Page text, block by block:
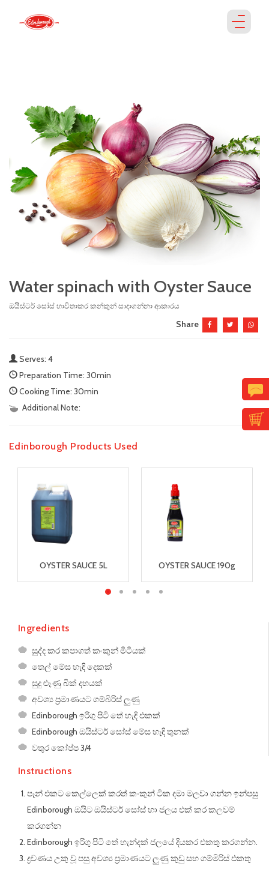
Water spinach with Oyster Sauce
ඔයිස්ටර් සෝස් භාවිතාකර කන්කුන් සාදාගන්නා ආකාරය
Share
Serves: 4
Preparation Time: 30min
Cooking Time: 30min
Additional Note:
Edinborough Products Used
OYSTER SAUCE 5L OYSTER SAUCE 190g
Ingredients
සුද්ද කර කපාගත් කංකුන් මිටියක්
තෙල් මේස හැඳි දෙකක්
සුදු ළූණු බික් දහයක්
අවශ්‍ය ප්‍රමාණයට ගම්බිරිස් ලුණු
Edinborough ඉරිගු පිටි තේ හැඳි එකක්
Edinborough ඔයිස්ටර් සෝස් මේස හැඳි තුනක්
වතුර කෝප්ප 3/4
Instructions
පෑන් එකට කෙල්ලෙක් කරත් කංකුන් ටික දමා මලවා ගන්න ඉන්පසු
Edinborough ඔයිට ඔයිස්ටර් සෝස් හා ජලය එක් කර කලවම්
කරගන්න
Edinborough ඉරිගු පිටි තේ හැන්දක් ජලයේ දියකර එකතු කරගන්න.
ද්‍රවණය උකු වූ පසු අවශ්‍ය ප්‍රමාණයට ලුණු කුඩු සහ ගම්මිරිස් එකතු